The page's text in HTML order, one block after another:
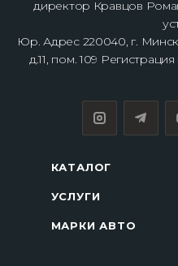
директор Кравцов
Юр. Адрес 220040, г.
д.11, пом. 109
КАТАЛОГ
УСЛУГИ
МАРКИ АВТО